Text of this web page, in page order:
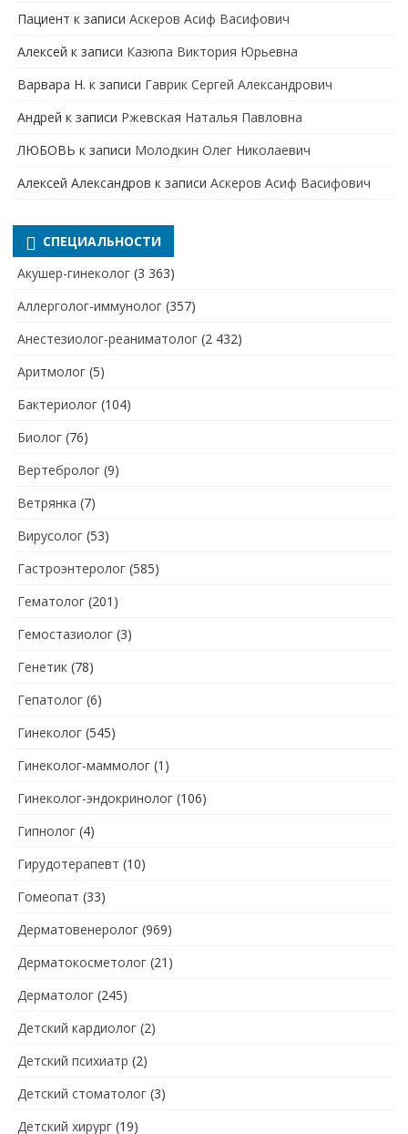
Пациент к записи Аскеров Асиф Васифович
Алексей к записи Казюпа Виктория Юрьевна
Варвара Н. к записи Гаврик Сергей Александрович
Андрей к записи Ржевская Наталья Павловна
ЛЮБОВЬ к записи Молодкин Олег Николаевич
Алексей Александров к записи Аскеров Асиф Васифович
СПЕЦИАЛЬНОСТИ
Акушер-гинеколог (3 363)
Аллерголог-иммунолог (357)
Анестезиолог-реаниматолог (2 432)
Аритмолог (5)
Бактериолог (104)
Биолог (76)
Вертебролог (9)
Ветрянка (7)
Вирусолог (53)
Гастроэнтеролог (585)
Гематолог (201)
Гемостазиолог (3)
Генетик (78)
Гепатолог (6)
Гинеколог (545)
Гинеколог-маммолог (1)
Гинеколог-эндокринолог (106)
Гипнолог (4)
Гирудотерапевт (10)
Гомеопат (33)
Дерматовенеролог (969)
Дерматокосметолог (21)
Дерматолог (245)
Детский кардиолог (2)
Детский психиатр (2)
Детский стоматолог (3)
Детский хирург (19)